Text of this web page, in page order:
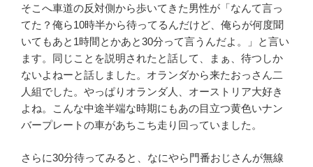
そこへ車道の反対側から歩いてきた男性が「なんて言っ
てた？俺ら10時半から待ってるんだけど、俺らが何度聞
いてもあと1時間とかあと30分って言うんだよ。」と言い
ます。同じことを説明されたと話して、まぁ、待つしか
ないよねーと話しました。オランダから来たおっさん二
人組でした。やっぱりオランダ人、オーストリア大好き
よね。こんな中途半端な時期にもあの目立つ黄色いナン
バープレートの車があちこち走り回っていました。
さらに30分待ってみると、なにやら門番おじさんが無線